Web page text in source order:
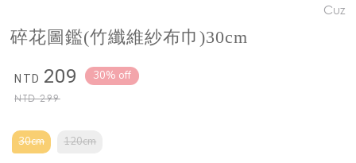
Cuz
碎花圖鑑(竹纖維紗布巾)30cm
NTD 209
NTD299
30% off
30cm 120cm